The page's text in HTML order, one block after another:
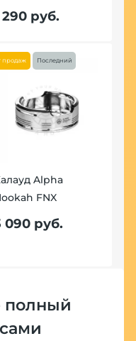
290 руб.
продаж Последний
Alpha
FNX
090 руб.
полный